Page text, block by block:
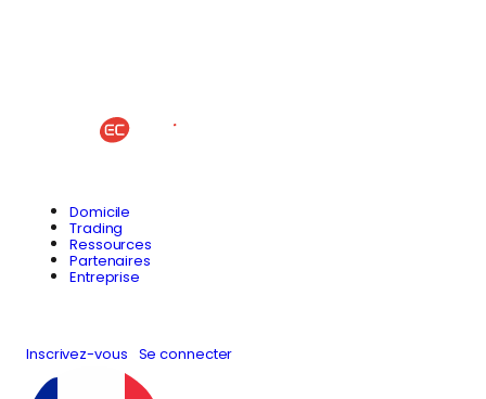
Domicile
Trading
Ressources
Partenaires
Entreprise
Inscrivez-vous Se connecter